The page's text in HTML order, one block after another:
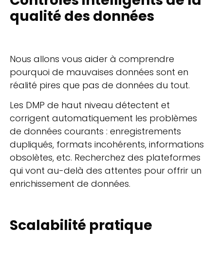
qualité des données
Nous allons vous aider à comprendre
pourquoi de mauvaises données sont en
réalité pires que pas de données du tout.
Les DMP de haut niveau détectent et
corrigent automatiquement les problèmes
de données courants : enregistrements
dupliqués, formats incohérents, informations
obsolètes, etc. Recherchez des plateformes
qui vont au-delà des attentes pour offrir un
enrichissement de données.
Scalabilité pratique